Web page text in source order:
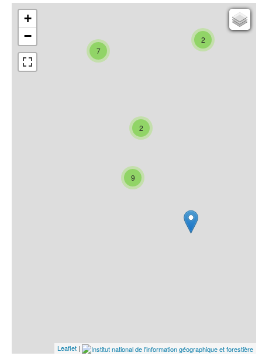
7
2
9
2
+
−
Open Topo Map
Open Street Map
Leaflet |